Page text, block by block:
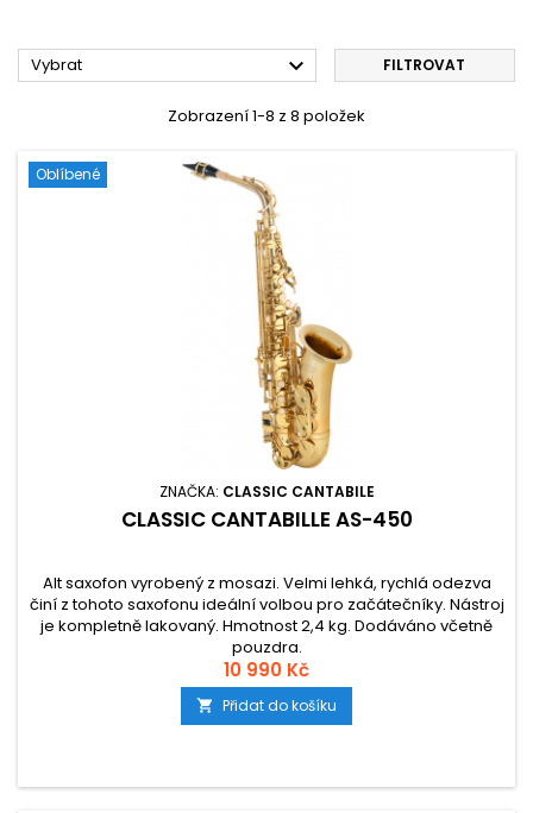
Vybrat  FILTROVAT
Zobrazení 1-8 z 8 položek
Oblíbené
ZNAČKA: CLASSIC CANTABILE
CLASSIC CANTABILLE AS-450
Alt saxofon vyrobený z mosazi. Velmi lehká, rychlá odezva
činí z tohoto saxofonu ideální volbou pro začátečníky. Nástroj
je kompletně lakovaný. Hmotnost 2,4 kg. Dodáváno včetně
pouzdra.
10 990 Kč
 Přidat do košíku